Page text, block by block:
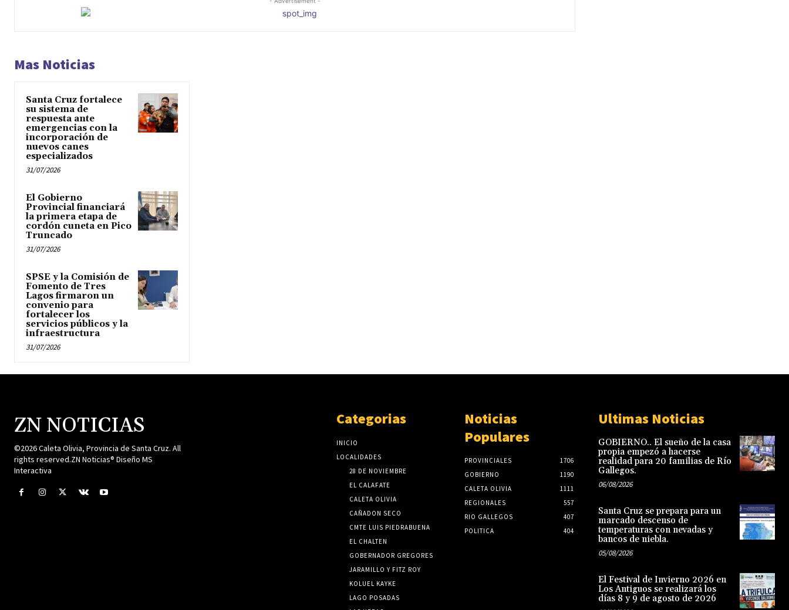
Mas Noticias
Santa Cruz fortalece
su sistema de
respuesta ante
emergencias con la
incorporación de
nuevos canes
especializados
31/07/2026
El Gobierno
Provincial financiará
la primera etapa de
cordón cuneta en Pico
Truncado
31/07/2026
SPSE y la Comisión de
Fomento de Tres
Lagos firmaron un
convenio para
fortalecer los
servicios públicos y la
infraestructura
31/07/2026
ZN NOTICIAS
©2026 Caleta Olivia, Provincia de Santa Cruz. All
rights reserved.ZN Noticias® Diseño MS
Interactiva
Categorias
INICIO
LOCALIDADES
28 DE NOVIEMBRE
EL CALAFATE
CALETA OLIVIA
CAÑADON SECO
CMTE LUIS PIEDRABUENA
EL CHALTEN
GOBERNADOR GREGORES
JARAMILLO Y FITZ ROY
KOLUEL KAYKE
LAGO POSADAS
Noticias
Populares
PROVINCIALES
1706
GOBIERNO
1190
CALETA OLIVIA
1111
REGIONALES
557
RIO GALLEGOS
407
POLITICA
404
Ultimas Noticias
GOBIERNO.. El sueño de la casa
propia empezó a hacerse
realidad para 20 familias de Río
Gallegos.
06/08/2026
Santa Cruz se prepara para un
marcado descenso de
temperaturas con nevadas y
bancos de niebla.
05/08/2026
El Festival de Invierno 2026 en
Los Antiguos se realizará los
días 8 y 9 de agosto de 2026